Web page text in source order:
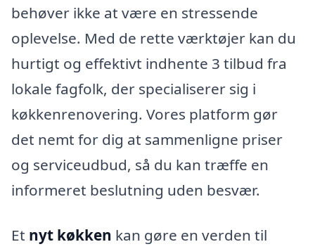
behøver ikke at være en stressende
oplevelse. Med de rette værktøjer kan du
hurtigt og effektivt indhente 3 tilbud fra
lokale fagfolk, der specialiserer sig i
køkkenrenovering. Vores platform gør
det nemt for dig at sammenligne priser
og serviceudbud, så du kan træffe en
informeret beslutning uden besvær.
Et nyt køkken kan gøre en verden til